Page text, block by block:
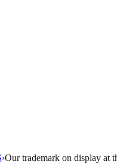
›Our trademark on display at